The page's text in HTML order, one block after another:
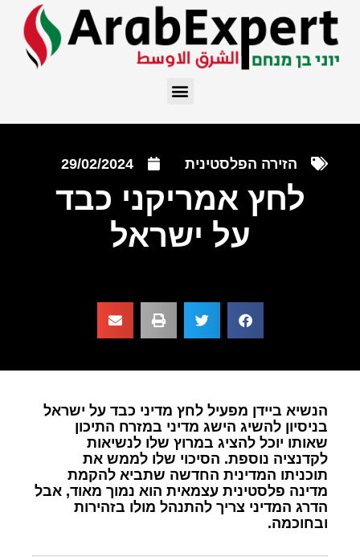
הזירה הפלסטינית 29/02/2024
לחץ אמריקני כבד
על ישראל
הנשיא ביידן מפעיל לחץ מדיני כבד על ישראל
בניסיון להשיג הישג מדיני במזרח התיכון
שאותו יוכל להציג במרוץ שלו לנשיאות
לקדנציה נוספת. הסיכוי שלו לממש את
תוכניתו המדינית החדשה שתביא להקמת
מדינה פלסטינית עצמאית הוא נמוך מאוד, אבל
הדרג המדיני צריך להתנהל מולו בזהירות
ובחוכמה.